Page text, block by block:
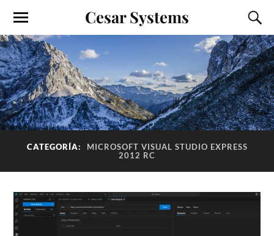
Cesar Systems
CATEGORÍA:
MICROSOFT VISUAL STUDIO EXPRESS
2012 RC